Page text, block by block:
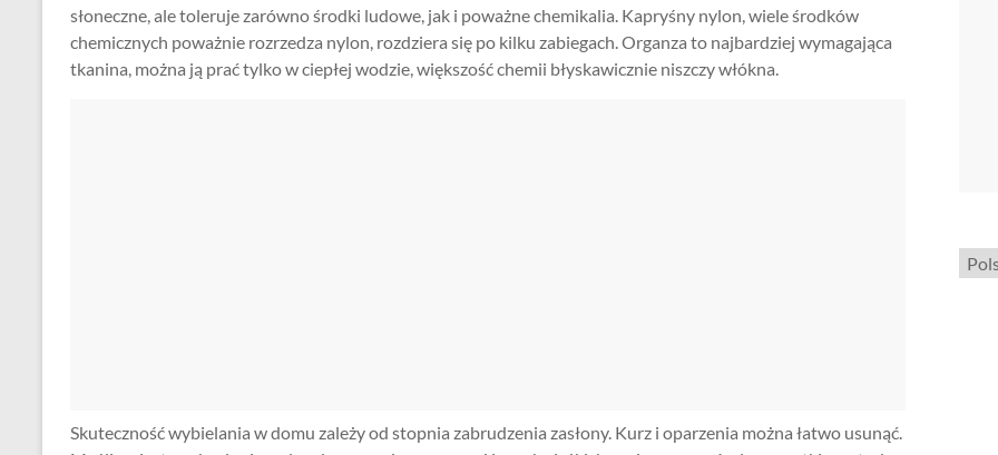
słoneczne, ale toleruje zarówno środki ludowe, jak i poważne chemikalia. Kapryśny nylon, wiele środków
chemicznych poważnie rozrzedza nylon, rozdziera się po kilku zabiegach. Organza to najbardziej wymagająca
tkanina, można ją prać tylko w ciepłej wodzie, większość chemii błyskawicznie niszczy włókna.
Skuteczność wybielania w domu zależy od stopnia zabrudzenia zasłony. Kurz i oparzenia można łatwo usunąć.
język